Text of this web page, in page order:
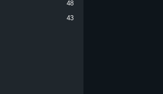
48
43